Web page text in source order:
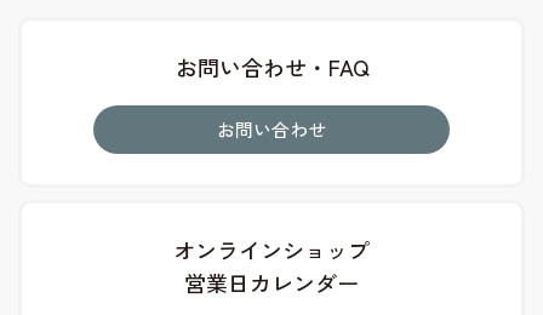
お問い合わせ・FAQ
お問い合わせ
オンラインショップ
営業日カレンダー